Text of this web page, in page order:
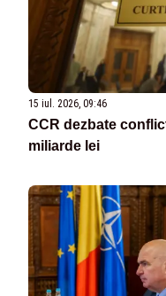
15 iul. 2026, 09:46
CCR dezbate
miliarde lei